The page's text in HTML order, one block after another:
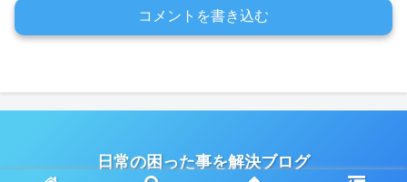
コメントを書き込む
日常の困った事を解決ブログ